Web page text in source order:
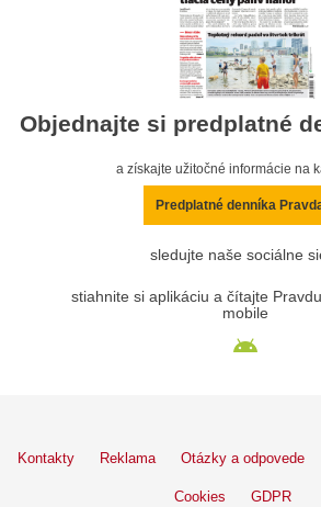
Objednajte si predplatné
a získajte užitočné informácie na
Predplatné denníka
sledujte naše sociálne
stiahnite si aplikáciu a čítajte
mobile
Kontakty Reklama Otázky a odpovede
Cookies GDPR